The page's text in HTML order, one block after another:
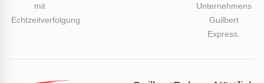
mit
Echtzeitverfolgung.
Unternehmens
Guilbert
Express.